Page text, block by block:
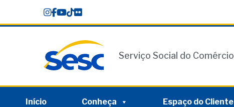
content
Serviço Social do Comércio
Início Conheça Espaço do Cliente